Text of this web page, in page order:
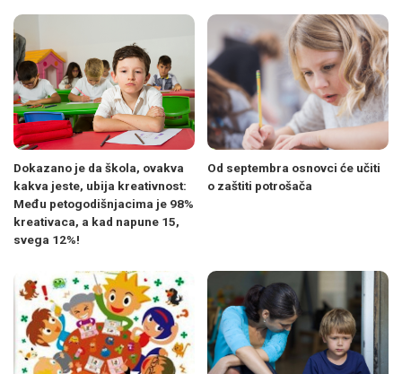
Dokazano je da škola, ovakva
kakva jeste, ubija kreativnost:
Među petogodišnjacima je 98%
kreativaca, a kad napune 15,
svega 12%!
Od septembra osnovci će učiti
o zaštiti potrošača